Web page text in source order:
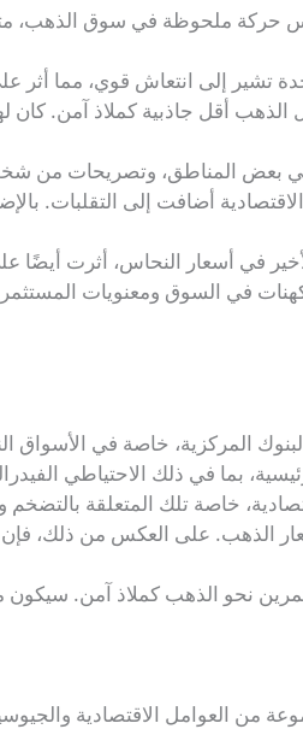
تشير إلى انتعاش قوي، مما
أقل جاذبية كملاذ آمن. كان
في بعض المناطق، وتصريحات
أضافت إلى التقلبات.
في أسعار النحاس، أثرت أيضًا
في السوق ومعنويات
المركزية، خاصة في الأسواق
بما في ذلك الاحتياطي
خاصة تلك المتعلقة بالتضخم
الذهب. على العكس من ذلك،
نحو الذهب كملاذ آمن. سيكون
العوامل الاقتصادية